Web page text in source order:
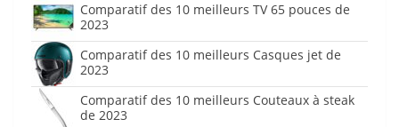
Comparatif des 10 meilleurs TV 65 pouces de
2023
Comparatif des 10 meilleurs Casques jet de
2023
Comparatif des 10 meilleurs Couteaux à steak
de 2023